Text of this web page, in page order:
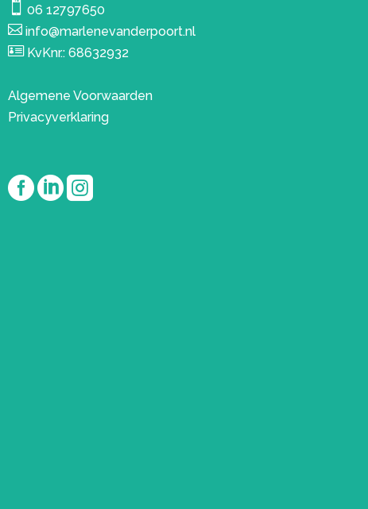
 06 12797650
 info@marlenevanderpoort.nl
KvKnr.: 68632932
Algemene Voorwaarden
Privacyverklaring
 